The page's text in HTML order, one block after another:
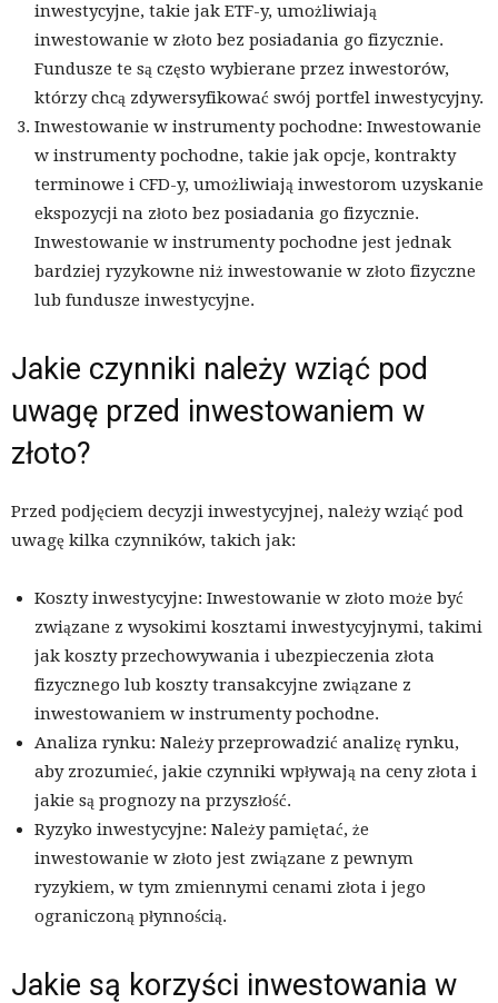
inwestycyjne, takie jak ETF-y, umożliwiają
inwestowanie w złoto bez posiadania go fizycznie.
Fundusze te są często wybierane przez inwestorów,
którzy chcą zdywersyfikować swój portfel inwestycyjny.
Inwestowanie w instrumenty pochodne: Inwestowanie
w instrumenty pochodne, takie jak opcje, kontrakty
terminowe i CFD-y, umożliwiają inwestorom uzyskanie
ekspozycji na złoto bez posiadania go fizycznie.
Inwestowanie w instrumenty pochodne jest jednak
bardziej ryzykowne niż inwestowanie w złoto fizyczne
lub fundusze inwestycyjne.
Jakie czynniki należy wziąć pod
uwagę przed inwestowaniem w
złoto?
Przed podjęciem decyzji inwestycyjnej, należy wziąć pod
uwagę kilka czynników, takich jak:
Koszty inwestycyjne: Inwestowanie w złoto może być
związane z wysokimi kosztami inwestycyjnymi, takimi
jak koszty przechowywania i ubezpieczenia złota
fizycznego lub koszty transakcyjne związane z
inwestowaniem w instrumenty pochodne.
Analiza rynku: Należy przeprowadzić analizę rynku,
aby zrozumieć, jakie czynniki wpływają na ceny złota i
jakie są prognozy na przyszłość.
Ryzyko inwestycyjne: Należy pamiętać, że
inwestowanie w złoto jest związane z pewnym
ryzykiem, w tym zmiennymi cenami złota i jego
ograniczoną płynnością.
Jakie są korzyści inwestowania w